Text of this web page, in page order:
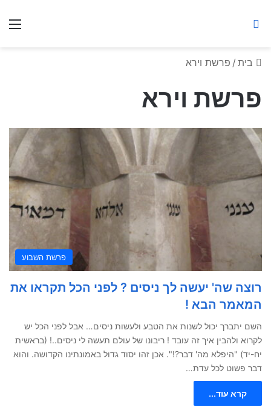
בית / פרשת וירא
פרשת וירא
פרשת השבוע
רוצה שה' יעשה לך ניסים ? לפני הכל תקראו את
המאמר הבא !
השם יתברך יכול לשנות את הטבע ולעשות ניסים… אבל לפני הכל יש
לקרוא ולהבין איך זה עובד ! ריבונו של עולם תעשה לי ניסים..! (בראשית
יח-יד) "היפלא מה' דבר?!". אכן זהו יסוד גדול באמונתינו הקדושה. והוא
דבר פשוט לכל עדת…
קרא עוד...